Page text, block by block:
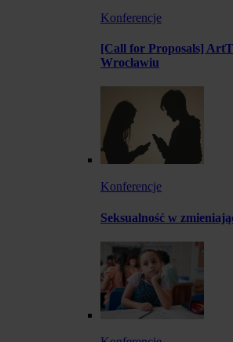
Konferencje
[Call for Proposals]
Wrocławiu
Konferencje
Seksualność w